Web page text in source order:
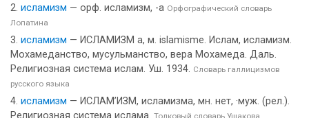
исламизм — орф. исламизм, -а Орфографический словарь
Лопатина
исламизм — ИСЛАМИЗМ а, м. islamisme. Ислам, исламизм.
Мохамеданство, мусульманство, вера Мохамеда. Даль.
Религиозная система ислам. Уш. 1934. Словарь галлицизмов
русского языка
исламизм — ИСЛАМ’ИЗМ, исламизма, мн. нет, ·муж. (рел.).
Религиозная система ислама. Толковый словарь Ушакова